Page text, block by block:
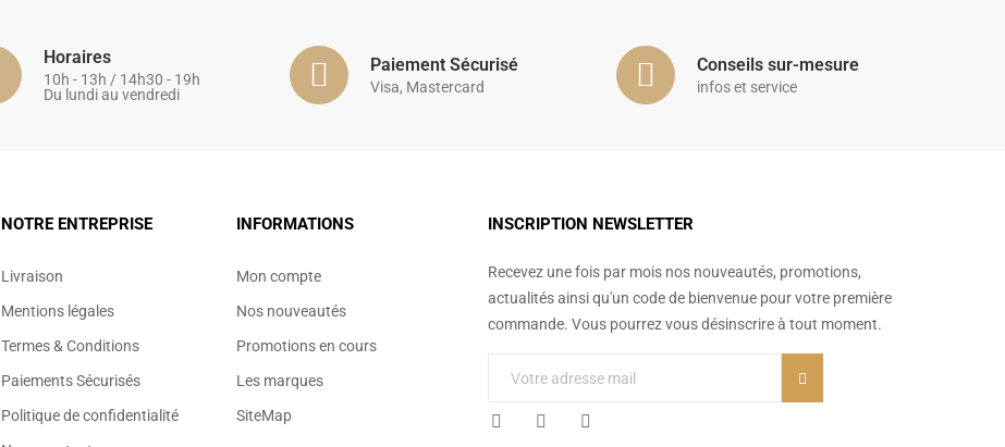
Horaires
10h - 13h / 14h30 - 19h
Du lundi au vendredi
Paiement Sécurisé
Visa, Mastercard
Conseils sur-mesure
infos et service
NOTRE ENTREPRISE
Livraison
Mentions légales
Termes & Conditions
Paiements Sécurisés
Politique de confidentialité
INFORMATIONS
Mon compte
Nos nouveautés
Promotions en cours
Les marques
SiteMap
INSCRIPTION NEWSLETTER
Recevez une fois par mois nos nouveautés, promotions,
actualités ainsi qu'un code de bienvenue pour votre première
commande. Vous pourrez vous désinscrire à tout moment.